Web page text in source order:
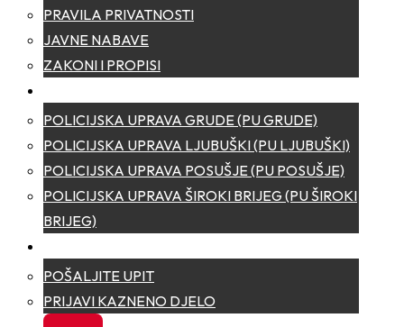
PRAVILA PRIVATNOSTI
JAVNE NABAVE
ZAKONI I PROPISI
POLICIJSKA UPRAVA GRUDE (PU GRUDE)
POLICIJSKA UPRAVA LJUBUŠKI (PU LJUBUŠKI)
POLICIJSKA UPRAVA POSUŠJE (PU POSUŠJE)
POLICIJSKA UPRAVA ŠIROKI BRIJEG (PU ŠIROKI
BRIJEG)
POŠALJITE UPIT
PRIJAVI KAZNENO DJELO